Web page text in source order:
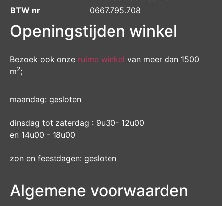
BTW nr
0667.795.708
Openingstijden winkel
Bezoek ook onze ruime winkel van meer dan 1500
m2;
maandag: gesloten
dinsdag tot zaterdag : 9u30- 12u00
en 14u00 - 18u00
zon en feestdagen: gesloten
Algemene voorwaarden